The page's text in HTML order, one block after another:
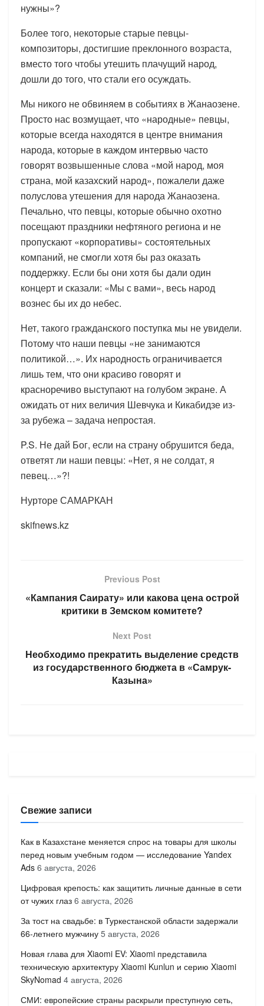
нужны»?
Более того, некоторые старые певцы-
композиторы, достигшие преклонного возраста,
вместо того чтобы утешить плачущий народ,
дошли до того, что стали его осуждать.
Мы никого не обвиняем в событиях в Жанаозене.
Просто нас возмущает, что «народные» певцы,
которые всегда находятся в центре внимания
народа, которые в каждом интервью часто
говорят возвышенные слова «мой народ, моя
страна, мой казахский народ», пожалели даже
полуслова утешения для народа Жанаозена.
Печально, что певцы, которые обычно охотно
посещают праздники нефтяного региона и не
пропускают «корпоративы» состоятельных
компаний, не смогли хотя бы раз оказать
поддержку. Если бы они хотя бы дали один
концерт и сказали: «Мы с вами», весь народ
вознес бы их до небес.
Нет, такого гражданского поступка мы не увидели.
Потому что наши певцы «не занимаются
политикой…». Их народность ограничивается
лишь тем, что они красиво говорят и
красноречиво выступают на голубом экране. А
ожидать от них величия Шевчука и Кикабидзе из-
за рубежа – задача непростая.
P.S. Не дай Бог, если на страну обрушится беда,
ответят ли наши певцы: «Нет, я не солдат, я
певец…»?!
Нурторе САМАРКАН
skifnews.kz
Previous Post
«Кампания Саирату» или какова цена острой
критики в Земском комитете?
Next Post
Необходимо прекратить выделение средств
из государственного бюджета в «Самрук-
Казына»
Свежие записи
Как в Казахстане меняется спрос на товары для школы
перед новым учебным годом — исследование Yandex
Ads 6 августа, 2026
Цифровая крепость: как защитить личные данные в сети
от чужих глаз 6 августа, 2026
За тост на свадьбе: в Туркестанской области задержали
66-летнего мужчину 5 августа, 2026
Новая глава для Xiaomi EV: Xiaomi представила
техническую архитектуру Xiaomi Kunlun и серию Xiaomi
SkyNomad 4 августа, 2026
СМИ: европейские страны раскрыли преступную сеть,